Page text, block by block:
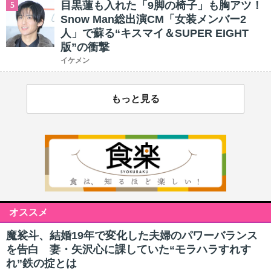
5
目黒蓮も入れた「9脚の椅子」も胸アツ！
Snow Man総出演CM「女装メンバー2
人」で蘇る“キスマイ＆SUPER EIGHT
版”の衝撃
イケメン
もっと見る
オススメ
魔裟斗、結婚19年で変化した夫婦のパワーバランス
を告白 妻・矢沢心に課していた“モラハラすれす
れ”鉄の掟とは